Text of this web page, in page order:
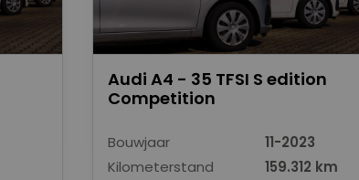
Audi A4 - 35 TFSI S edition
Competition
Bouwjaar
11-2023
Kilometerstand
159.312 km